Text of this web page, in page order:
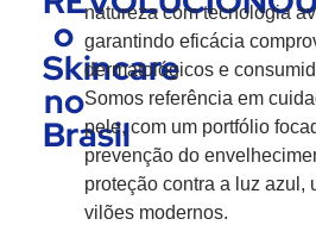
o
Skincare
no
Brasil
natureza com tecnologia
garantindo eficácia
dermatológicos e
Somos referência em
pele, com um portfólio
prevenção do
proteção contra a luz azul,
vilões modernos.